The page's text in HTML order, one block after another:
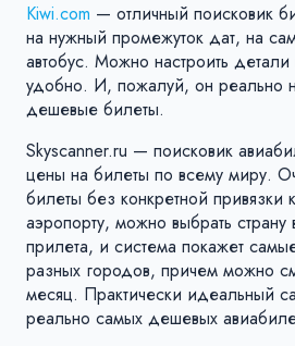
Kiwi.com — отличный поисковик
на нужный промежуток дат, на
автобус. Можно настроить
удобно. И, пожалуй, он реально
дешевые билеты.
Skyscanner.ru — поисковик
цены на билеты по всему миру.
билеты без конкретной привязки
аэропорту, можно выбрать страну
прилета, и система покажет
разных городов, причем можно
месяц. Практически идеальный
реально самых дешевых